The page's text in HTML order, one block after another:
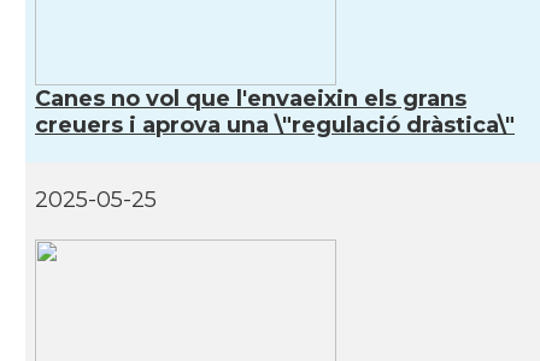
CAMON Catalans a STRASBOURG
CAMON
Canes no vol que l'envaeixin els grans
creuers i aprova una \"regulació dràstica\"
2025-05-25